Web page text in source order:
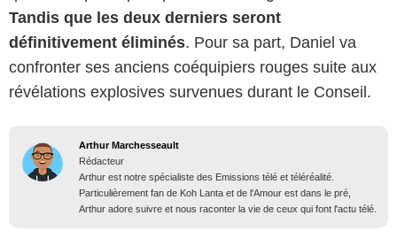
Tandis que les deux derniers seront
définitivement éliminés. Pour sa part, Daniel va
confronter ses anciens coéquipiers rouges suite aux
révélations explosives survenues durant le Conseil.
Arthur Marchesseault
Rédacteur
Arthur est notre spécialiste des Emissions télé et téléréalité.
Particulièrement fan de Koh Lanta et de l'Amour est dans le pré,
Arthur adore suivre et nous raconter la vie de ceux qui font l'actu télé.